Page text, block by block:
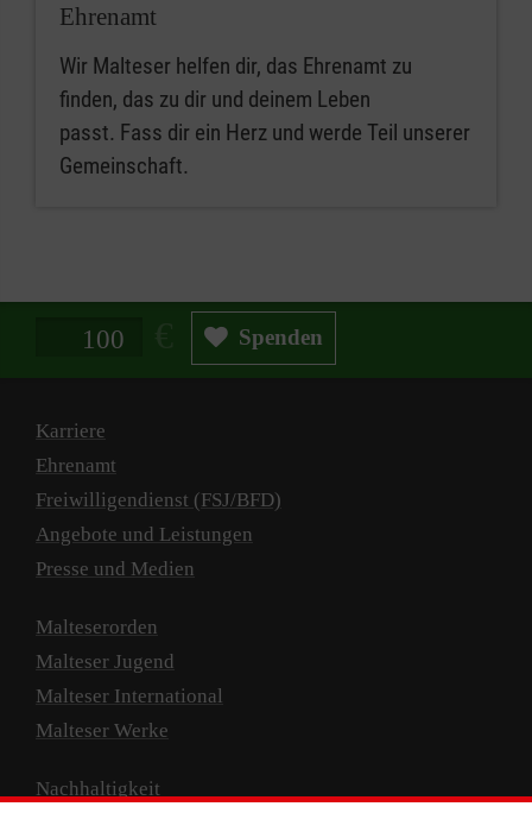
Ehrenamt
Wir Malteser helfen dir, das Ehrenamt zu
finden, das zu dir und deinem Leben
passt. Fass dir ein Herz und werde Teil unserer
Gemeinschaft.
Spendenbetrag in Euro Spenden
Karriere
Ehrenamt
Freiwilligendienst (FSJ/BFD)
Angebote und Leistungen
Presse und Medien
Malteserorden
Malteser Jugend
Malteser International
Malteser Werke
Nachhaltigkeit